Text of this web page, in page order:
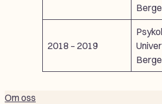
2018 – 2019
Om oss